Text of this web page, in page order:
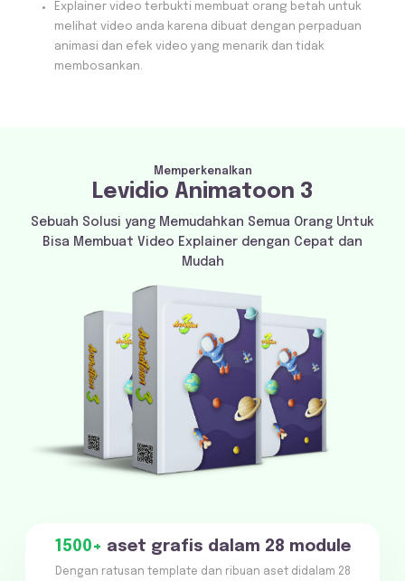
Explainer video terbukti membuat orang betah untuk
melihat video anda karena dibuat dengan perpaduan
animasi dan efek video yang menarik dan tidak
membosankan.
Memperkenalkan
Levidio Animatoon 3
Sebuah Solusi yang Memudahkan Semua Orang Untuk
Bisa Membuat Video Explainer dengan Cepat dan
Mudah
1500+ aset grafis dalam 28 module
Dengan ratusan template dan ribuan aset didalam 28